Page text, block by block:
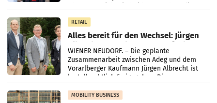
RETAIL
Alles bereit für den Wechsel: Jürgen
Albrecht setzt ab 1.1.2027 auf Adeg
WIENER NEUDORF. – Die geplante
Zusammenarbeit zwischen Adeg und dem
Vorarlberger Kaufmann Jürgen Albrecht ist
kartellrechtlich freigegeben: Die
Bundeswettbewerbsbehörde und der
Bundeskartellanwalt
MOBILITY BUSINESS